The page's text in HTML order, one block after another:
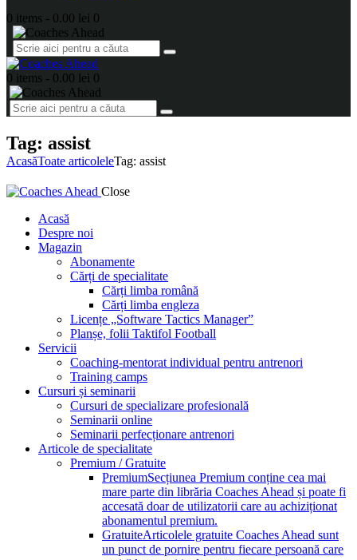
0 items - 0.00 lei 0
0 items - 0.00 lei 0
Tag: assist
AcasăToate articoleleTag: assist
Close
Acasă
Despre noi
Magazin
Abonamente
Cărți de specialitate
Cărți limba română
Cărți limba engleza
Licențe „Software Tactics Manager”
Planșe, folii Taktifol Football
Servicii
Coaching-mentorat individual pentru antrenori
Training camps
Cursuri și seminarii
Cursuri de specializare profesională
Seminarii online
Seminarii perfecționare antrenori
Articole de specialitate
Premium / Gratuite
PremiumSecțiunea Premium conține cea mai
mare parte din librăria Coaches Ahead și poate fi
accesată doar de utilizatorii care au achiziționat
abonamentul premium.
GratuiteArticolele gratuite Coaches Ahead sunt
un punct de pornire pentru fiecare persoană care